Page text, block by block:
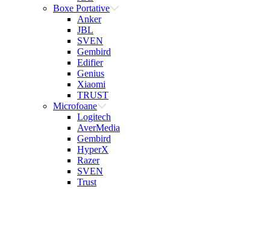
Boxe Portative
Anker
JBL
SVEN
Gembird
Edifier
Genius
Xiaomi
TRUST
Microfoane
Logitech
AverMedia
Gembird
HyperX
Razer
SVEN
Trust